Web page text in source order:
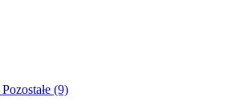
Pozostałe (9)